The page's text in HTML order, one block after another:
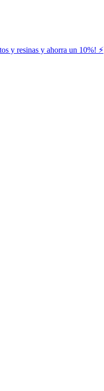
y resinas y ahorra un 10%! ⚡️